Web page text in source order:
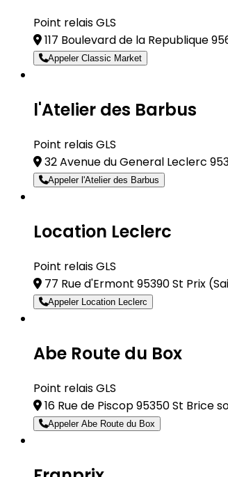
Point relais GLS
117 Boulevard de la Republique
Appeler Classic Market
l'Atelier des Barbus
Point relais GLS
32 Avenue du General Leclerc
Appeler l'Atelier des Barbus
Location Leclerc
Point relais GLS
77 Rue d'Ermont 95390 St Prix
Appeler Location Leclerc
Abe Route du Box
Point relais GLS
16 Rue de Piscop 95350 St Brice
Appeler Abe Route du Box